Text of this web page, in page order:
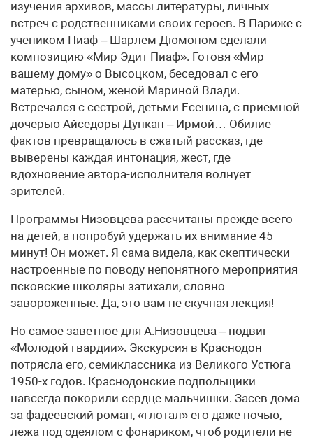
изучения архивов, массы литературы, личных
встреч с родственниками своих героев. В Париже с
учеником Пиаф – Шарлем Дюмоном сделали
композицию «Мир Эдит Пиаф». Готовя «Мир
вашему дому» о Высоцком, беседовал с его
матерью, сыном, женой Мариной Влади.
Встречался с сестрой, детьми Есенина, с приемной
дочерью Айседоры Дункан – Ирмой… Обилие
фактов превращалось в сжатый рассказ, где
выверены каждая интонация, жест, где
вдохновение автора-исполнителя волнует
зрителей.
Программы Низовцева рассчитаны прежде всего
на детей, а попробуй удержать их внимание 45
минут! Он может. Я сама видела, как скептически
настроенные по поводу непонятного мероприятия
псковские школяры затихали, словно
завороженные. Да, это вам не скучная лекция!
Но самое заветное для А.Низовцева – подвиг
«Молодой гвардии». Экскурсия в Краснодон
потрясла его, семиклассника из Великого Устюга
1950-х годов. Краснодонские подпольщики
навсегда покорили сердце мальчишки. Засев дома
за фадеевский роман, «глотал» его даже ночью,
лежа под одеялом с фонариком, чтоб родители не